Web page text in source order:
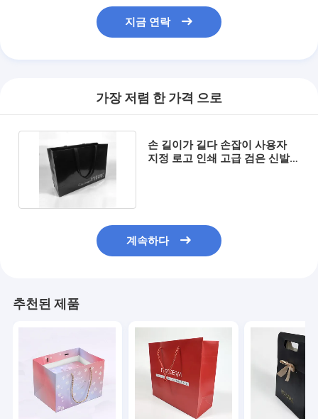
지금 연락
가장 저렴 한 가격 으로
손 길이가 길다 손잡이 사용자
지정 로고 인쇄 고급 검은 신발
계속하다
추천된 제품